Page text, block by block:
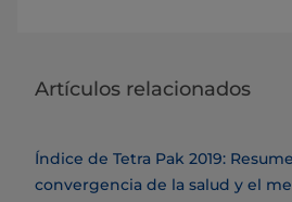
Artículos relacionados
Índice de Tetra Pak 2019:
convergencia de la salud y el